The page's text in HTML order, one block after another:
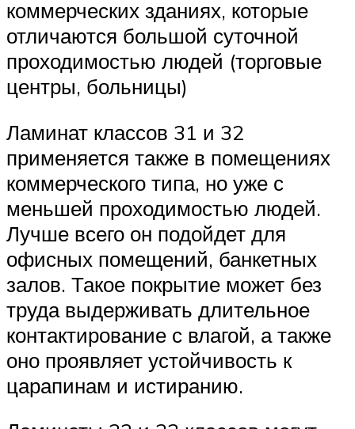
коммерческих зданиях, которые
отличаются большой суточной
проходимостью людей (торговые
центры, больницы)
Ламинат классов 31 и 32
применяется также в помещениях
коммерческого типа, но уже с
меньшей проходимостью людей.
Лучше всего он подойдет для
офисных помещений, банкетных
залов. Такое покрытие может без
труда выдерживать длительное
контактирование с влагой, а также
оно проявляет устойчивость к
царапинам и истиранию.